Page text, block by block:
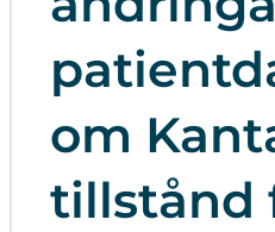
om
tillstånd